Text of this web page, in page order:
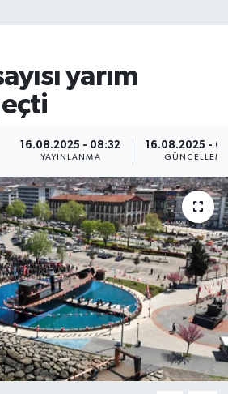
yarım
16.08.2025 - 08:32
YAYINLANMA
16.08.2025 -